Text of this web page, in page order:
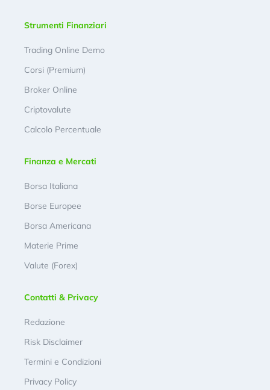
Strumenti Finanziari
Trading Online Demo
Corsi (Premium)
Broker Online
Criptovalute
Calcolo Percentuale
Finanza e Mercati
Borsa Italiana
Borse Europee
Borsa Americana
Materie Prime
Valute (Forex)
Contatti & Privacy
Redazione
Risk Disclaimer
Termini e Condizioni
Privacy Policy